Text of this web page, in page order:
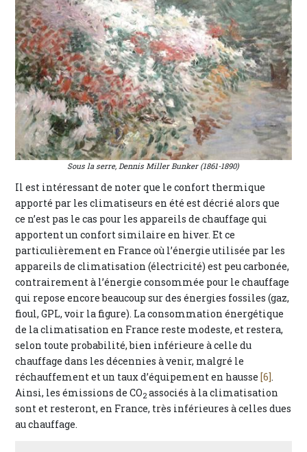
Sous la serre, Dennis Miller Bunker (1861-1890)
Il est intéressant de noter que le confort thermique
apporté par les climatiseurs en été est décrié alors que
ce n’est pas le cas pour les appareils de chauffage qui
apportent un confort similaire en hiver. Et ce
particulièrement en France où l’énergie utilisée par les
appareils de climatisation (électricité) est peu carbonée,
contrairement à l’énergie consommée pour le chauffage
qui repose encore beaucoup sur des énergies fossiles (gaz,
fioul, GPL, voir la figure). La consommation énergétique
de la climatisation en France reste modeste, et restera,
selon toute probabilité, bien inférieure à celle du
chauffage dans les décennies à venir, malgré le
réchauffement et un taux d’équipement en hausse[6].
Ainsi, les émissions de CO2 associés à la climatisation
sont et resteront, en France, très inférieures à celles dues
au chauffage.